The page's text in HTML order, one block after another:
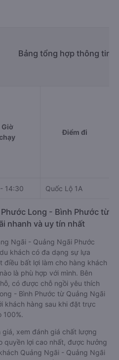
Bảng tổng hợp thông tin
Giờ
Điểm đi
14:30 Quốc Lộ 1A
Long - Bình Phước từ
nhanh và uy tín nhất
Ngãi - Quảng Ngãi Phước
khách có đa dạng sự lựa
điều bất lợi làm cho hàng khách
là phù hợp với mình. Bên
có được chỗ ngồi yêu thích
- Bình Phước từ Quảng Ngãi
khách hàng sau khi đặt trực
xem đánh giá chất lượng
quyền lợi cao nhất, được hưởng
Quảng Ngãi - Quảng Ngãi